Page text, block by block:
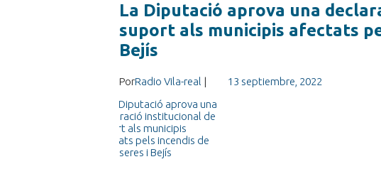
La Diputació aprova una
suport als municipis afectats
Bejís
PorRadio Vila-real | 13 septiembre, 2022